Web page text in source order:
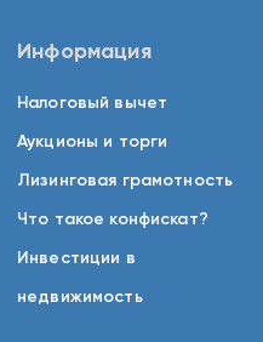
Информация
Налоговый вычет
Аукционы и торги
Лизинговая грамотность
Что такое конфискат?
Инвестиции в
недвижимость